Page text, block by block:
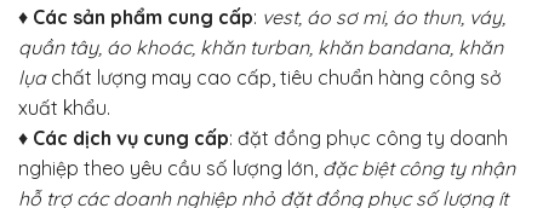
♦ Các sản phẩm cung cấp: vest, áo sơ mi, áo thun, váy,
quần tây, áo khoác, khăn turban, khăn bandana, khăn
lụachất lượng may cao cấp, tiêu chuẩn hàng công sở
xuất khẩu.
♦ Các dịch vụ cung cấp: đặt đồng phục công ty doanh
nghiệp theo yêu cầu số lượng lớn, đặc biệt công ty nhận
hỗ trợ các doanh nghiệp nhỏ đặt đồng phục số lượng ít